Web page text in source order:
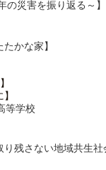
の災害を振り返る～】
かな家】
】
等学校
残さない地域共生社